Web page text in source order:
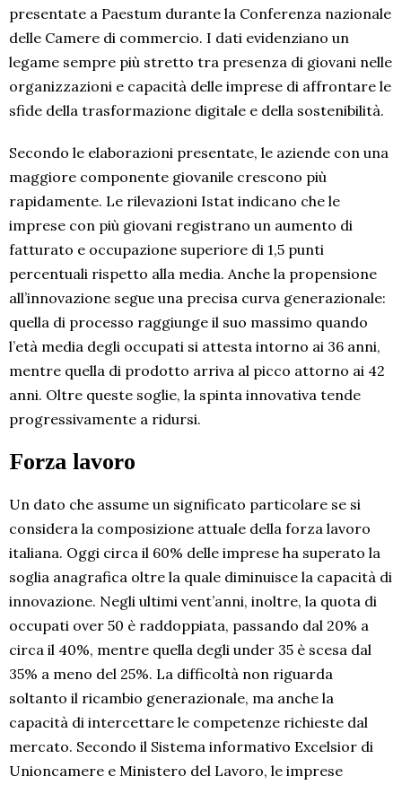
presentate a Paestum durante la Conferenza nazionale
delle Camere di commercio. I dati evidenziano un
legame sempre più stretto tra presenza di giovani nelle
organizzazioni e capacità delle imprese di affrontare le
sfide della trasformazione digitale e della sostenibilità.
Secondo le elaborazioni presentate, le aziende con una
maggiore componente giovanile crescono più
rapidamente. Le rilevazioni Istat indicano che le
imprese con più giovani registrano un aumento di
fatturato e occupazione superiore di 1,5 punti
percentuali rispetto alla media. Anche la propensione
all’innovazione segue una precisa curva generazionale:
quella di processo raggiunge il suo massimo quando
l’età media degli occupati si attesta intorno ai 36 anni,
mentre quella di prodotto arriva al picco attorno ai 42
anni. Oltre queste soglie, la spinta innovativa tende
progressivamente a ridursi.
Forza lavoro
Un dato che assume un significato particolare se si
considera la composizione attuale della forza lavoro
italiana. Oggi circa il 60% delle imprese ha superato la
soglia anagrafica oltre la quale diminuisce la capacità di
innovazione. Negli ultimi vent’anni, inoltre, la quota di
occupati over 50 è raddoppiata, passando dal 20% a
circa il 40%, mentre quella degli under 35 è scesa dal
35% a meno del 25%. La difficoltà non riguarda
soltanto il ricambio generazionale, ma anche la
capacità di intercettare le competenze richieste dal
mercato. Secondo il Sistema informativo Excelsior di
Unioncamere e Ministero del Lavoro, le imprese